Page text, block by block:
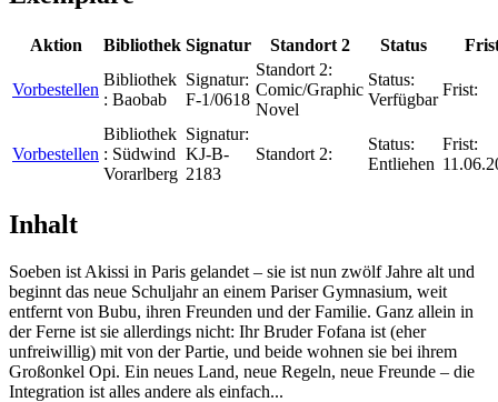
Aktion Bibliothek Signatur Standort 2 Status
Vorbestellen
Bibliothek
: Baobab
Signatur:
F-1/0618
Standort 2:
Comic/Graphic
Novel
Status:
Verfügbar
Frist:
Vorbestellen
Bibliothek
: Südwind
Vorarlberg
Signatur:
KJ-B-
2183
Standort 2:
Status:
Entliehen
Frist:
Inhalt
Soeben ist Akissi in Paris gelandet – sie ist nun zwölf Jahre alt und
beginnt das neue Schuljahr an einem Pariser Gymnasium, weit
entfernt von Bubu, ihren Freunden und der Familie. Ganz allein in
der Ferne ist sie allerdings nicht: Ihr Bruder Fofana ist (eher
unfreiwillig) mit von der Partie, und beide wohnen sie bei ihrem
Großonkel Opi. Ein neues Land, neue Regeln, neue Freunde – die
Integration ist alles andere als einfach...